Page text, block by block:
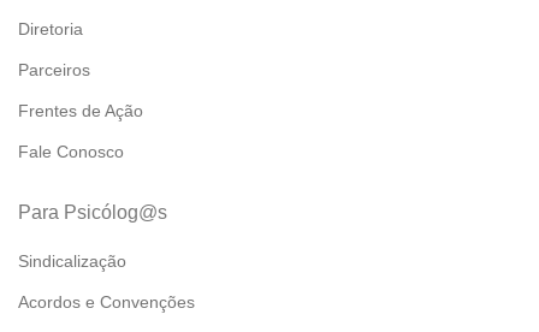
Diretoria
Parceiros
Frentes de Ação
Fale Conosco
Para Psicólog@s
Sindicalização
Acordos e Convenções